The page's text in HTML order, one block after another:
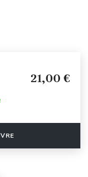
21,00 €